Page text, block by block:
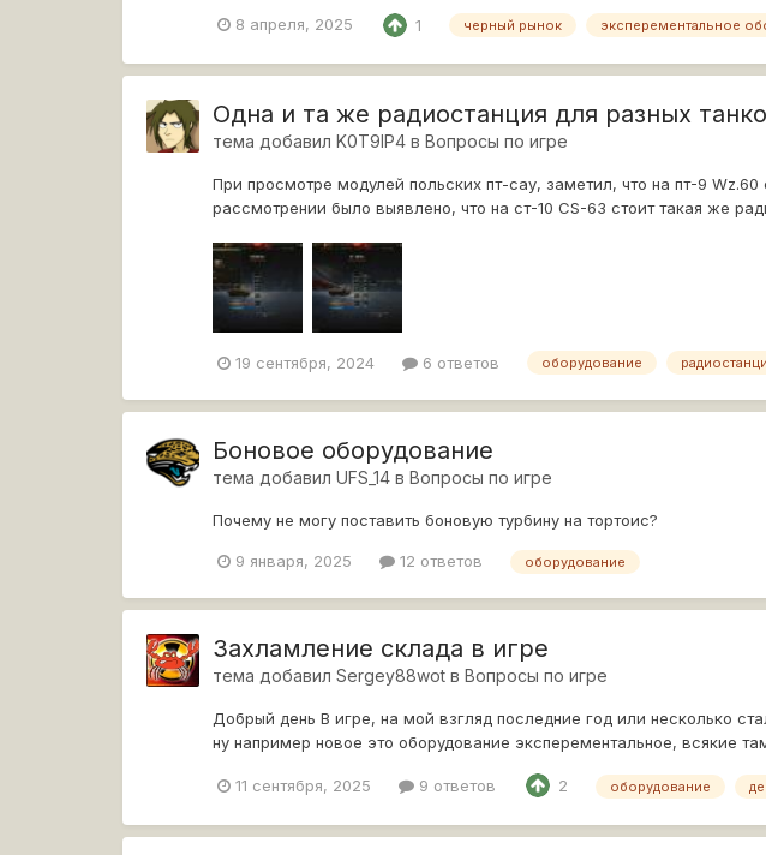
8 апреля, 2025
1 черный рынок эксперементальное
Одна и та же радиостанция для разных
тема добавилK0T9lP4 вВопросы по игре
При просмотре модулей польских пт-сау, заметил, что на пт-9
рассмотрении было выявлено, что на ст-10 CS-63 стоит такая же
19 сентября, 2024 6 ответов оборудование
Боновое оборудование
тема добавилUFS_14 вВопросы по игре
Почему не могу поставить боновую турбину на тортоис?
9 января, 2025 12 ответов оборудование
Захламление склада в игре
тема добавилSergey88wot вВопросы по игре
Добрый день В игре, на мой взгляд последние год или несколько
ну например новое это оборудование эксперементальное, всякие
11 сентября, 2025
9 ответов 2 оборудование